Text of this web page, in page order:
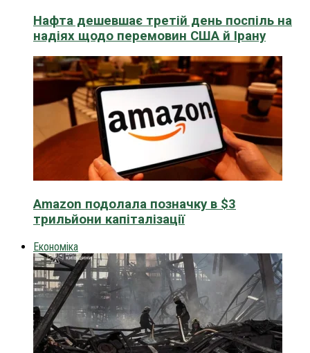
Нафта дешевшає третій день поспіль на
надіях щодо перемовин США й Ірану
Amazon подолала позначку в $3
трильйони капіталізації
Економіка